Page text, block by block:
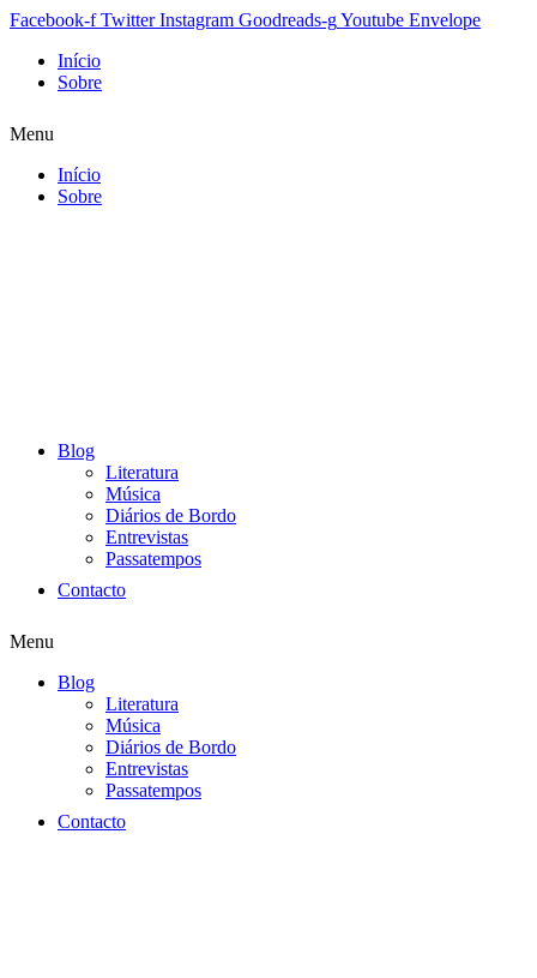
Facebook-f Twitter Instagram Goodreads-gYoutube Envelope
Início
Sobre
Menu
Início
Sobre
Blog
Literatura
Música
Diários de Bordo
Entrevistas
Passatempos
Contacto
Menu
Blog
Literatura
Música
Diários de Bordo
Entrevistas
Passatempos
Contacto